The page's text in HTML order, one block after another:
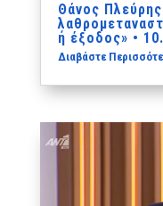
Θάνος
ή έξοδος» •
Διαβάστε